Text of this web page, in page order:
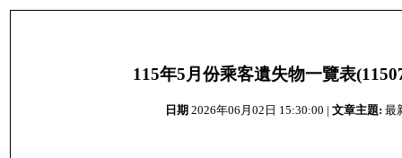
115年5月份乘客遺失物一覽表
日期 2026年06月02日 15:30:00 | 文章主題: 最